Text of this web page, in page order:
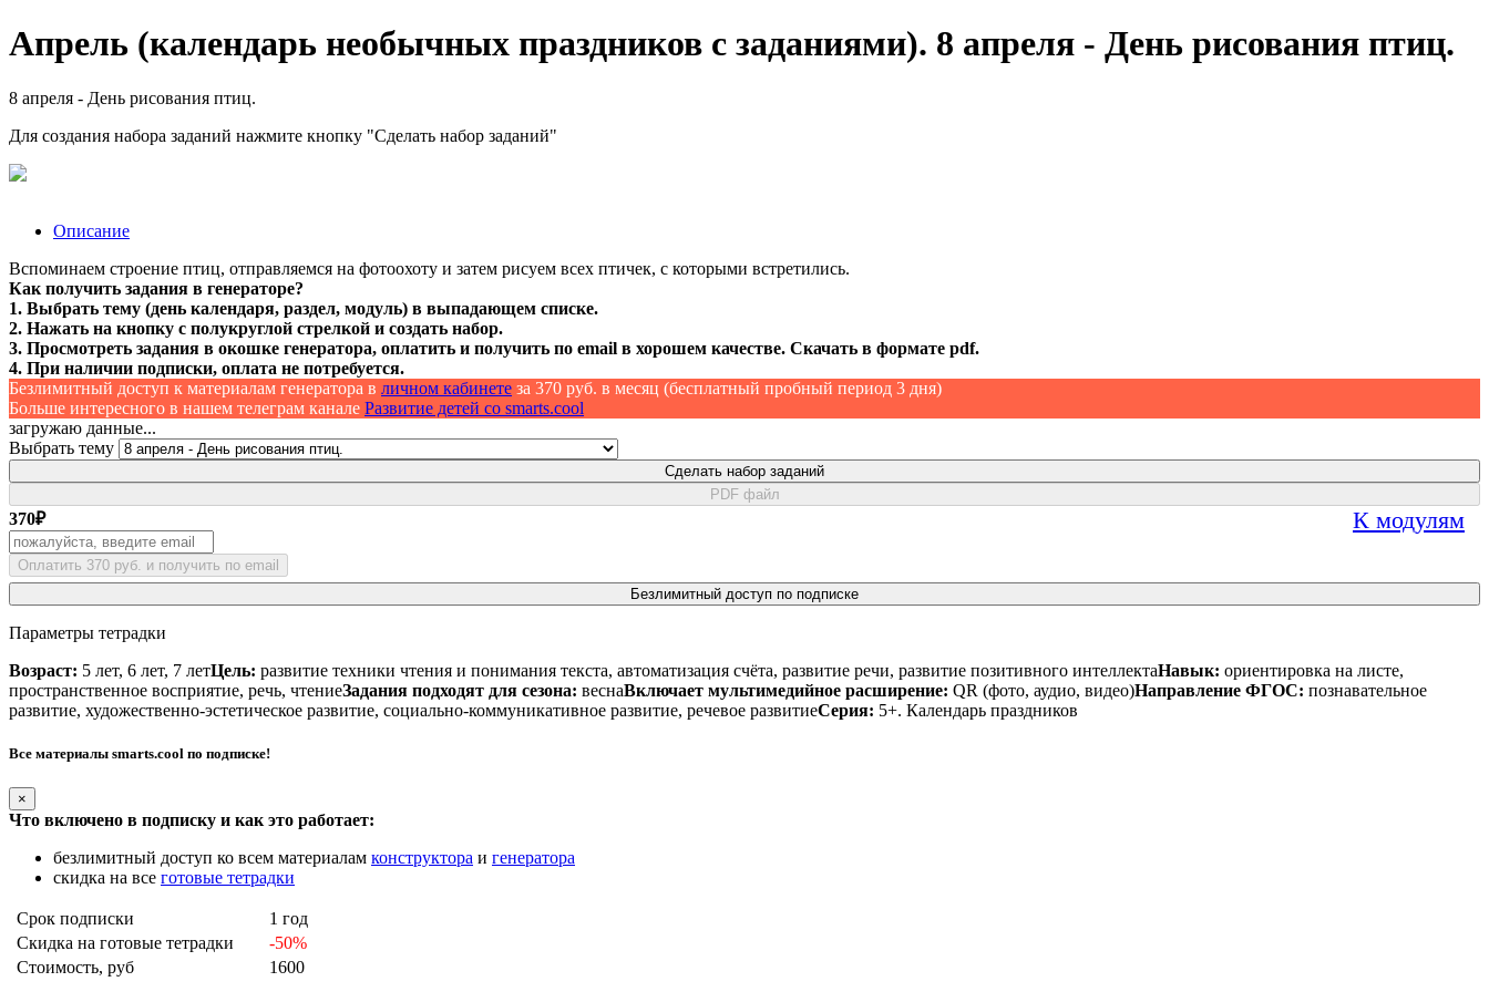
Апрель (календарь необычных праздников с заданиями). 8 апреля - День рисования птиц.
8 апреля - День рисования птиц.
Для создания набора заданий нажмите кнопку "Сделать набор заданий"
Описание
Вспоминаем строение птиц, отправляемся на фотоохоту и затем рисуем всех птичек, с которыми встретились.
Как получить задания в генераторе?
1. Выбрать тему (день календаря, раздел, модуль) в выпадающем списке.
2. Нажать на кнопку с полукруглой стрелкой и создать набор.
3. Просмотреть задания в окошке генератора, оплатить и получить по email в хорошем качестве. Скачать в формате pdf.
4. При наличии подписки, оплата не потребуется.
Безлимитный доступ к материалам генератора в личном кабинете за 370 руб. в месяц (бесплатный пробный период 3 дня)
Больше интересного в нашем телеграм канале Развитие детей со smarts.cool
загружаю данные...
Выбрать тему
Сделать набор заданий
PDF файл
370₽ К модулям
Оплатить 370 руб. и получить по email
Безлимитный доступ по подписке
Параметры тетрадки
Возраст: 5 лет, 6 лет, 7 летЦель: развитие техники чтения и понимания текста, автоматизация счёта, развитие речи, развитие позитивного интеллектаНавык: ориентировка на листе,
пространственное восприятие, речь, чтениеЗадания подходят для сезона: веснаВключает мультимедийное расширение: QR (фото, аудио, видео)Направление ФГОС: познавательное
развитие, художественно-эстетическое развитие, социально-коммуникативное развитие, речевое развитиеСерия: 5+. Календарь праздников
Все материалы smarts.cool по подписке!
×
Что включено в подписку и как это работает:
безлимитный доступ ко всем материалам конструктора и генератора
скидка на все готовые тетрадки
Срок подписки
1 год
Скидка на готовые тетрадки
-50%
Стоимость, руб
1600